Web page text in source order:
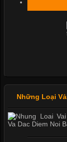
Những Loại